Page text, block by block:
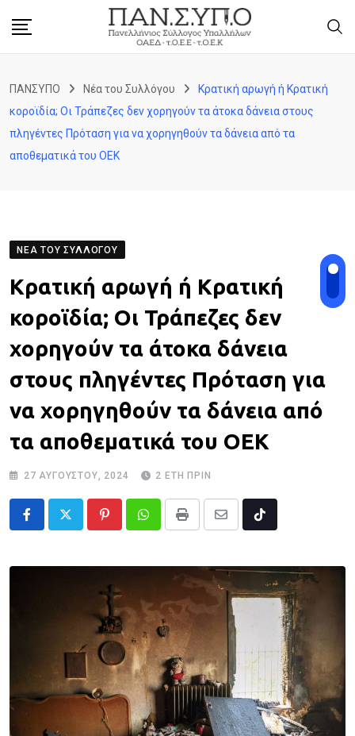
ΠΑΝΣΥΠΟ Νέα του Συλλόγου
Κρατική αρωγή ή Κρατική
κοροϊδία; Οι Τράπεζες δεν χορηγούν τα άτοκα δάνεια στους
πληγέντες Πρόταση για να χορηγηθούν τα δάνεια από τα
αποθεματικά του ΟΕΚ
ΝΈΑ ΤΟΥ ΣΥΛΛΌΓΟΥ
Κρατική αρωγή ή Κρατική
κοροϊδία; Οι Τράπεζες δεν
χορηγούν τα άτοκα δάνεια
στους πληγέντες Πρόταση για
να χορηγηθούν τα δάνεια από
τα αποθεματικά του ΟΕΚ
27 ΑΥΓΟΎΣΤΟΥ, 2024 2 ΈΤΗ ΠΡΙΝ
PinterestWhatsappPrint
Share
Email
Tiktok